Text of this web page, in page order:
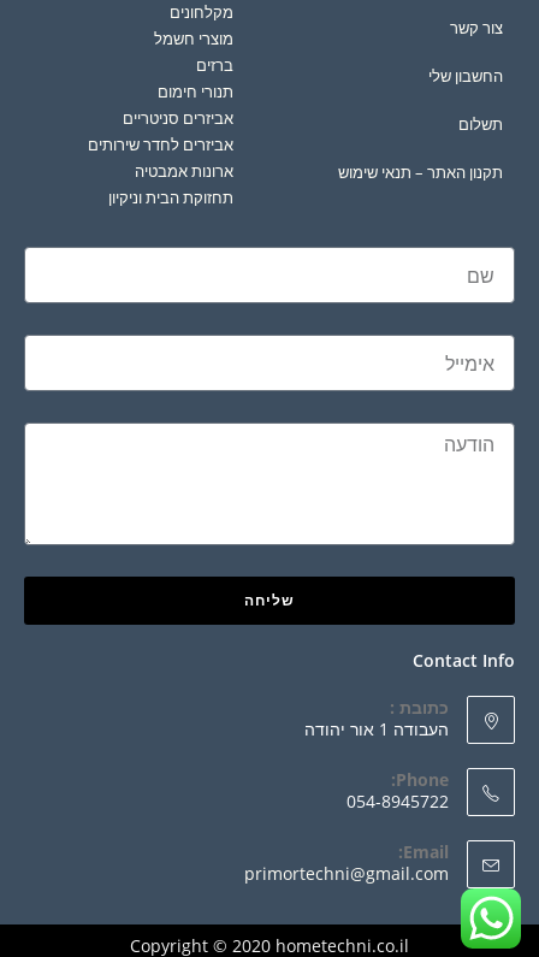
צור קשר
החשבון שלי
תשלום
תקנון האתר – תנאי שימוש
מקלחונים
מוצרי חשמל
ברזים
תנורי חימום
אביזרים סניטריים
אביזרים לחדר שירותים
ארונות אמבטיה
תחזוקת הבית וניקיון
שליחה
Contact Info
כתובת :
העבודה 1 אור יהודה
Phone:
054-8945722
Email:
primortechni@gmail.com
Copyright © 2020 hometechni.co.il